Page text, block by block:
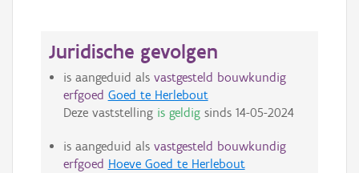
Juridische gevolgen
is aangeduid als vastgesteld bouwkundig
erfgoed Goed te Herlebout
Deze vaststelling is geldigsinds 14-05-2024
is aangeduid als vastgesteld bouwkundig
erfgoed Hoeve Goed te Herlebout